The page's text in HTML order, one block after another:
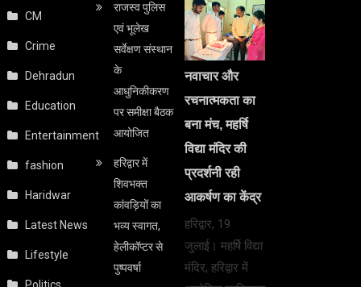
CM
Crime
Dehradun
Education
Entertainment
fashion
Haridwar
Latest News
Lifestyle
राजस्व पुलिस
एवं भूलेख
सर्वेक्षण संस्थान
के
आधुनिकीकरण
पर समीक्षा बैठक
आयोजित
हरिद्वार में
शिवभक्त
कांवड़ियों का
भव्य स्वागत,
हेलीकॉप्टर से
पुष्पवर्षा
नवाचार और
रचनात्मकता का
बना मंच, महर्षि
विद्या मंदिर की
प्रदर्शनी रही
आकर्षण का केंद्र
हरिद्वार, 19
जुलाई। महर्षि विद्या
मंदिर, हरिद्वार में